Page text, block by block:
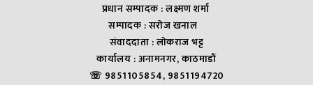
प्रधान सम्पादक : लक्ष्मण शर्मा
सम्पादक : सराेज खनाल
संवाददाता : लाेकराज भट्ट
कार्यालय : अनामनगर, काठमाडौं
☏ 9851105854, 9851194720